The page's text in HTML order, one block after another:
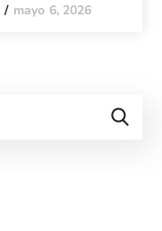
mayo 6, 2026